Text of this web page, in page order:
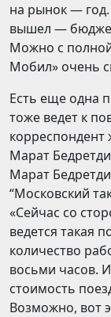
на рынок —
вышел —
Можно с
Мобил» очень
Есть еще одна
тоже ведет к
корреспондент
Марат
Марат
“Московский
«Сейчас со
ведется такая
количество
восьми часов.
стоимость
Возможно, вот